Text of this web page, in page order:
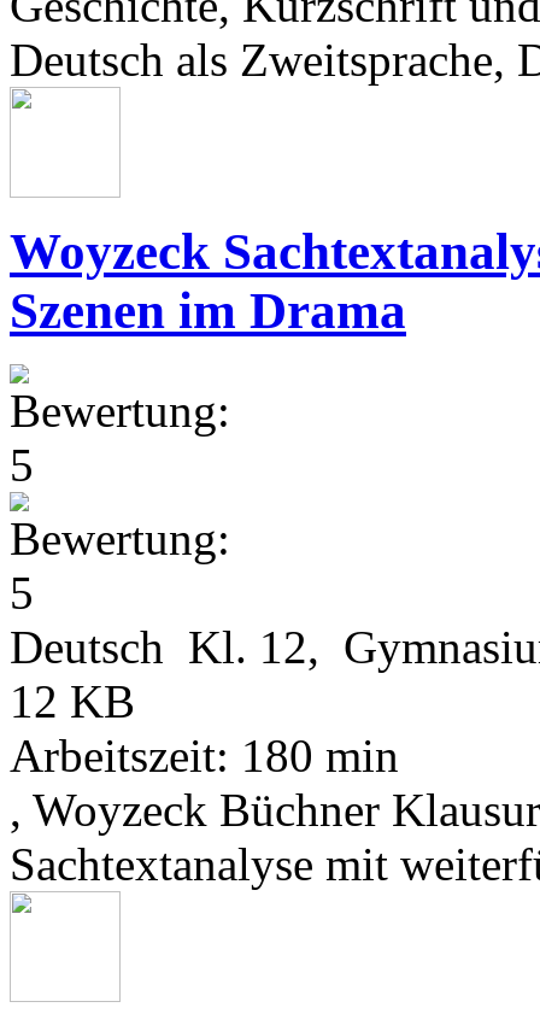
Deutsch als Zweitsprache,
Woyzeck
Szenen im Drama
Deutsch Kl. 12,
12 KB
Arbeitszeit: 180 min
, Woyzeck Büchner Klausur
Sachtextanalyse mit